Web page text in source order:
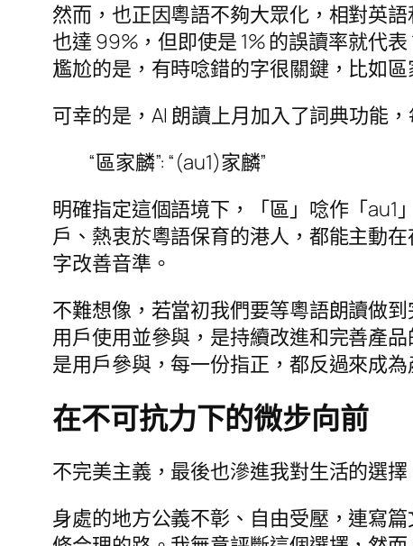
然而，也正因粵語不夠大眾化，相對英
也達 99%，但即使是 1% 的誤讀率就代
尷尬的是，有時唸錯的字很關鍵，比如
可幸的是，AI 朗讀上月加入了詞典功能
“區家麟”: “(au1)家麟”
明確指定這個語境下，「區」唸作「au1
戶、熱衷於粵語保育的港人，都能主動
字改善音準。
不難想像，若當初我們要等粵語朗讀做
用戶使用並參與，是持續改進和完善產
是用戶參與，每一份指正，都反過來成為
在不可抗力下的微步向前
不完美主義，最後也滲進我對生活的選擇
身處的地方公義不彰、自由受壓，連寫